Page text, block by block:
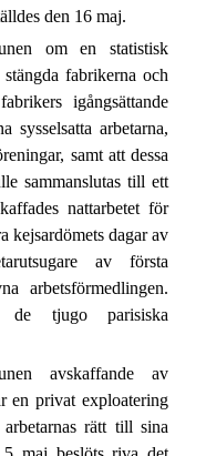
den 16 maj.
om en statistisk
fabrikerna och
igångsättande
sysselsatta arbetarna,
samt att dessa
sammanslutas till ett
nattarbetet för
kejsardömets dagar av
av första
arbetsförmedlingen.
tjugo parisiska
avskaffande av
en privat exploatering
rätt till sina